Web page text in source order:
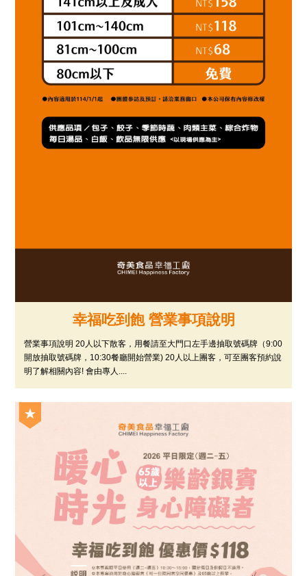
幸福吃到飽 營業事項說明
營業事項說明 20人以下散客，用餐請至大門口左手邊抽取號碼牌（9:00
開放抽取號碼牌，10:30餐廳開始營業) 20人以上團客，可至團客預約說
明了解相關內容! 會由專人....